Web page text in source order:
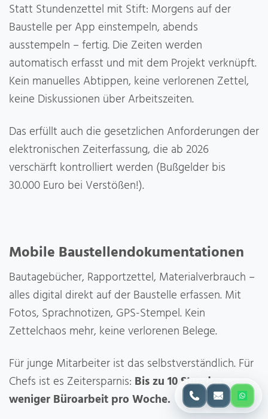
Statt Stundenzettel mit Stift: Morgens auf der
Baustelle per App einstempeln, abends
ausstempeln – fertig. Die Zeiten werden
automatisch erfasst und mit dem Projekt verknüpft.
Kein manuelles Abtippen, keine verlorenen Zettel,
keine Diskussionen über Arbeitszeiten.
Das erfüllt auch die gesetzlichen Anforderungen der
elektronischen Zeiterfassung, die ab 2026
verschärft kontrolliert werden (Bußgelder bis
30.000 Euro bei Verstößen!).
Mobile Baustellendokumentationen
Bautagebücher, Rapportzettel, Materialverbrauch –
alles digital direkt auf der Baustelle erfassen. Mit
Fotos, Sprachnotizen, GPS-Stempel. Kein
Zettelchaos mehr, keine verlorenen Belege.
Für junge Mitarbeiter ist das selbstverständlich. Für
Chefs ist es Zeitersparnis: Bis zu 10 Stunden
weniger Büroarbeit pro Woche.